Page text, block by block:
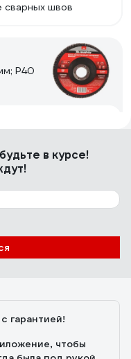
сварных швов
P40
–
11.12.2017
в курсе!
гарантией!
чтобы